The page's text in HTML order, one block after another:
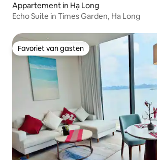
Appartement in Hạ Long
Echo Suite in Times Garden, Ha Long
Favoriet van gasten
Favoriet van gasten